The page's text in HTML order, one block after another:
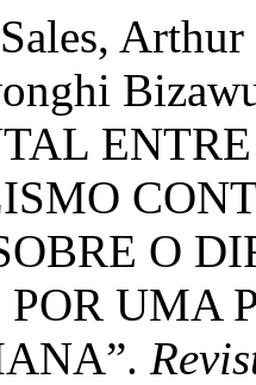
O
UMA